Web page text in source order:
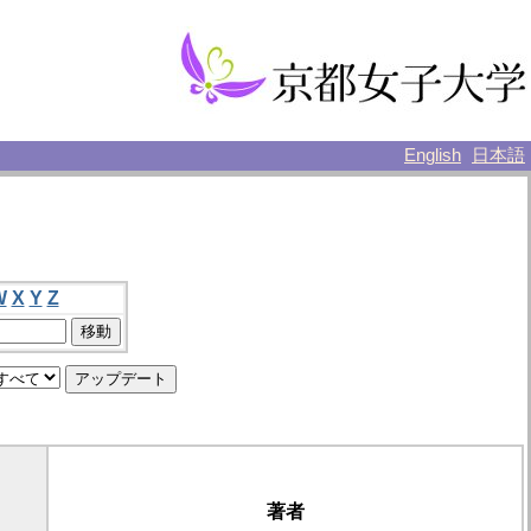
English 日本語
X Y Z
著者